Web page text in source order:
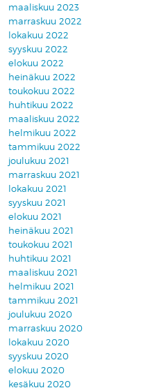
maaliskuu 2023
marraskuu 2022
lokakuu 2022
syyskuu 2022
elokuu 2022
heinäkuu 2022
toukokuu 2022
huhtikuu 2022
maaliskuu 2022
helmikuu 2022
tammikuu 2022
joulukuu 2021
marraskuu 2021
lokakuu 2021
syyskuu 2021
elokuu 2021
heinäkuu 2021
toukokuu 2021
huhtikuu 2021
maaliskuu 2021
helmikuu 2021
tammikuu 2021
joulukuu 2020
marraskuu 2020
lokakuu 2020
syyskuu 2020
elokuu 2020
kesäkuu 2020